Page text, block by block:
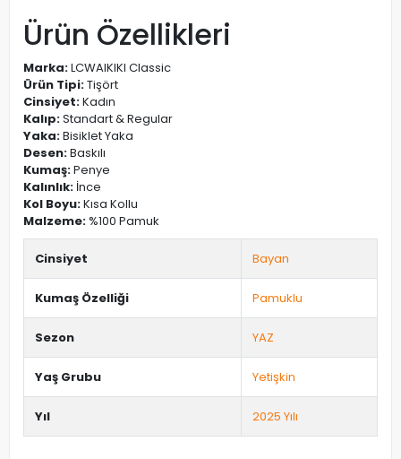
Ürün Özellikleri
Marka:LCWAIKIKI Classic
Ürün Tipi:Tişört
Cinsiyet:Kadın
Kalıp:Standart & Regular
Yaka:Bisiklet Yaka
Desen:Baskılı
Kumaş:Penye
Kalınlık: İnce
Kol Boyu:Kısa Kollu
Malzeme: %100 Pamuk
Cinsiyet Bayan
Kumaş Özelliği Pamuklu
Sezon YAZ
Yaş Grubu Yetişkin
Yıl 2025 Yılı